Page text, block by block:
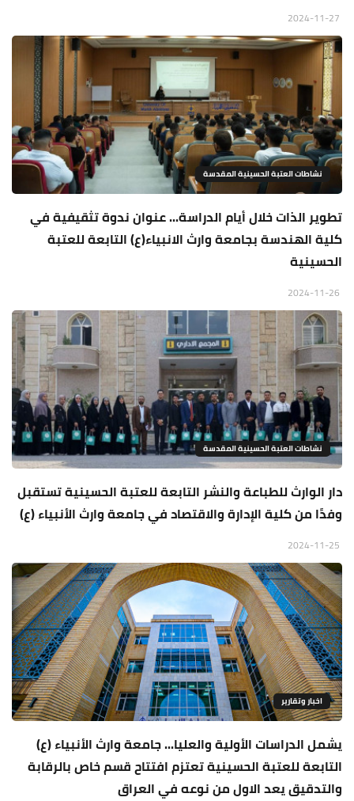
نشاطات العتبة الحسينية المقدسة
تطوير الذات خلال أيام الدراسة... عنوان ندوة تثقيفية في
كلية الهندسة بجامعة وارث الانبياء(ع) التابعة للعتبة
الحسينية
نشاطات العتبة الحسينية المقدسة
دار الوارث للطباعة والنشر التابعة للعتبة الحسينية تستقبل
وفدًا من كلية الإدارة والاقتصاد في جامعة وارث الأنبياء (ع)
اخبار وتقارير
يشمل الدراسات الأولية والعليا... جامعة وارث الأنبياء (ع)
التابعة للعتبة الحسينية تعتزم افتتاح قسم خاص بالرقابة
والتدقيق يعد الاول من نوعه في العراق